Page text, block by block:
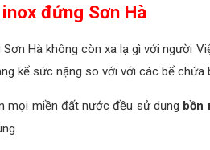
đứng Sơn Hà
Hà không còn xa lạ gì với người
kể sức nặng so với với các bể
mọi miền đất nước đều sử dụng bồn